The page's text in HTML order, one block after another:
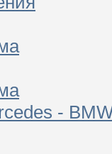
-